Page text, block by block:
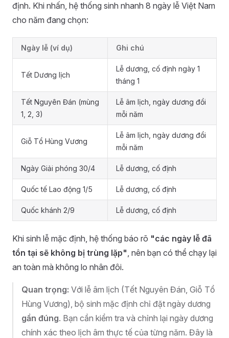
định. Khi nhấn, hệ thống sinh nhanh 8 ngày lễ Việt Nam
cho năm đang chọn:
Ngày lễ (ví dụ) Ghi chú
Tết Dương lịch
Lễ dương, cố định ngày 1
tháng 1
Tết Nguyên Đán (mùng
1, 2, 3)
Lễ âm lịch, ngày dương đổi
mỗi năm
Giỗ Tổ Hùng Vương
Lễ âm lịch, ngày dương đổi
mỗi năm
Ngày Giải phóng 30/4 Lễ dương, cố định
Quốc tế Lao động 1/5 Lễ dương, cố định
Quốc khánh 2/9 Lễ dương, cố định
Khi sinh lễ mặc định, hệ thống báo rõ "các ngày lễ đã
tồn tại sẽ không bị trùng lặp", nên bạn có thể chạy lại
an toàn mà không lo nhân đôi.
Quan trọng: Với lễ âm lịch (Tết Nguyên Đán, Giỗ Tổ
Hùng Vương), bộ sinh mặc định chỉ đặt ngày dương
gần đúng. Bạn cần kiểm tra và chỉnh lại ngày dương
chính xác theo lịch âm thực tế của từng năm. Đây là